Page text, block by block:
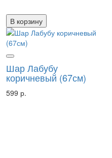
В корзину
Шар Лабубу
коричневый (67см)
599 р.